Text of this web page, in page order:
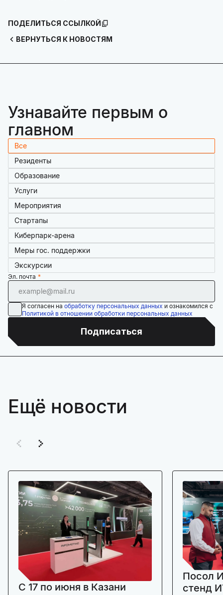
ВЕРНУТЬСЯ К НОВОСТЯМ
ПОДЕЛИТЬСЯ ССЫЛКОЙ
Узнавайте первым о
главном
Все
Резиденты
Образование
Услуги
Мероприятия
Стартапы
Киберпарк-арена
Меры гос. поддержки
Экскурсии
Эл. почта
Я согласен на обработку персональных данных и ознакомился с
Политикой в отношении обработки персональных данных
Подписаться
Ещё новости
C 17 по июня в Казани
Посол
стенд